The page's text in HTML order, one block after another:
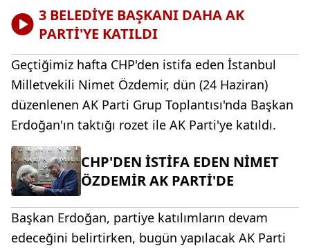
3 BELEDİYE BAŞKANI DAHA AK
PARTİ'YE KATILDI
Geçtiğimiz hafta CHP'den istifa eden İstanbul
Milletvekili Nimet Özdemir, dün (24 Haziran)
düzenlenen AK Parti Grup Toplantısı'nda Başkan
Erdoğan'ın taktığı rozet ile AK Parti'ye katıldı.
CHP'DEN İSTİFA EDEN NİMET
ÖZDEMİR AK PARTİ'DE
Başkan Erdoğan, partiye katılımların devam
edeceğini belirtirken, bugün yapılacak AK Parti